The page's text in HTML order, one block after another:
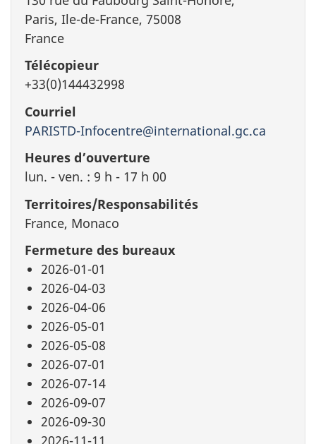
Paris, Ile-de-France, 75008
France
Télécopieur
+33(0)144432998
Courriel
PARISTD-Infocentre@international.gc.ca
Heures d’ouverture
lun. - ven. : 9 h - 17 h 00
Territoires/Responsabilités
France, Monaco
Fermeture des bureaux
2026-01-01
2026-04-03
2026-04-06
2026-05-01
2026-05-08
2026-07-01
2026-07-14
2026-09-07
2026-09-30